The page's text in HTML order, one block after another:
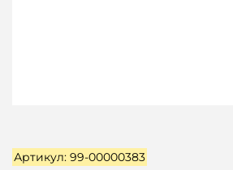
Артикул: 99-00000383